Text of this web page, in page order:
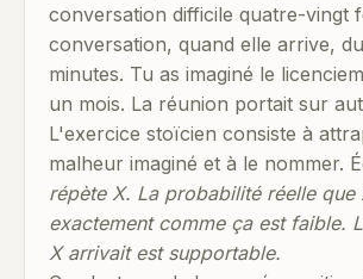
conversation difficile quatre-vingt
conversation, quand elle arrive,
minutes. Tu as imaginé le
un mois. La réunion portait sur
L'exercice stoïcien consiste à
malheur imaginé et à le nommer.
répète X. La probabilité réelle que
exactement comme ça est faible.
X arrivait est supportable.